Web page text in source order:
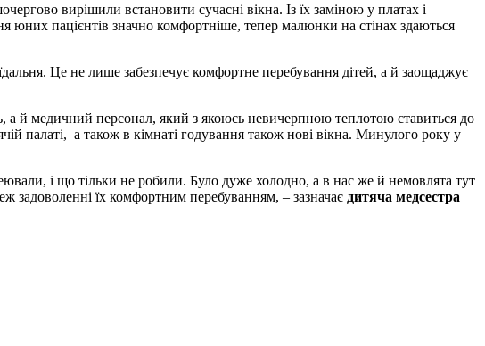
вирішили встановити сучасні вікна. Із їх заміною у платах і
юних пацієнтів значно комфортніше, тепер малюнки на стінах здаються
Це не лише забезпечує комфортне перебування дітей, а й заощаджує
а й медичний персонал, який з якоюсь невичерпною теплотою ставиться до
палаті, а також в кімнаті годування також нові вікна. Минулого року у
і що тільки не робили. Було дуже холодно, а в нас же й немовлята тут
задоволенні їх комфортним перебуванням, – зазначає дитяча медсестра